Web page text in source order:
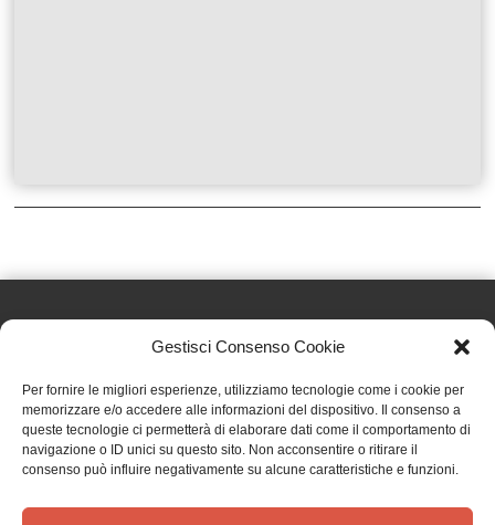
Gestisci Consenso Cookie
Per fornire le migliori esperienze, utilizziamo tecnologie come i cookie per
memorizzare e/o accedere alle informazioni del dispositivo. Il consenso a
queste tecnologie ci permetterà di elaborare dati come il comportamento di
navigazione o ID unici su questo sito. Non acconsentire o ritirare il
consenso può influire negativamente su alcune caratteristiche e funzioni.
Effatà Editrice di Pellegrino Paolo SAS
C.F. e P.IVA 09655250018
Via Tre Denti, 1 - 10060 Cantalupa (TO)
Telefono: (+39) 0121 353452 - Fax: (+39) 0121 353839